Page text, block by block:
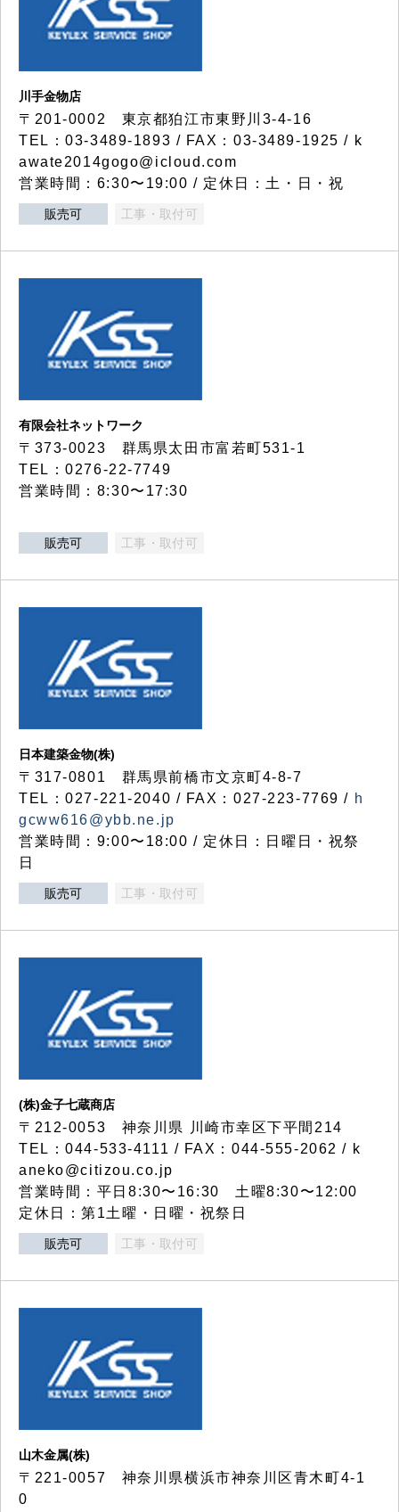
川手金物店
〒201-0002 東京都狛江市東野川3-4-16
TEL：03-3489-1893 / FAX：03-3489-1925 / k
awate2014gogo@icloud.com
営業時間：6:30〜19:00 / 定休日：土・日・祝
販売可 工事・取付可
有限会社ネットワーク
〒373-0023 群馬県太田市富若町531-1
TEL：0276-22-7749
営業時間：8:30〜17:30
販売可 工事・取付可
日本建築金物(株)
〒317‐0801 群馬県前橋市文京町4-8-7
TEL：027-221-2040 / FAX：027-223-7769 / h
gcww616@ybb.ne.jp
営業時間：9:00〜18:00 / 定休日：日曜日・祝祭
日
販売可 工事・取付可
(株)金子七蔵商店
〒212-0053 神奈川県 川崎市幸区下平間214
TEL：044-533-4111 / FAX：044-555-2062 / k
aneko@citizou.co.jp
営業時間：平日8:30〜16:30 土曜8:30〜12:00
定休日：第1土曜・日曜・祝祭日
販売可 工事・取付可
山木金属(株)
〒221-0057 神奈川県横浜市神奈川区青木町4-1
0